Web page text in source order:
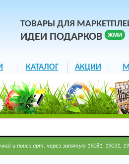
ТОВАРЫ ДЛЯ
ИДЕИ ПОДАРКОВ
КАТАЛОГ АКЦИИ
и поиск арт. через запятую 19081, 19031,